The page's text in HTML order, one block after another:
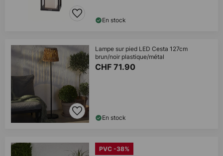
En stock
Lampe sur pied LED Cesta 127cm
brun/noir plastique/métal
CHF 71.90
En stock
PVC -38%